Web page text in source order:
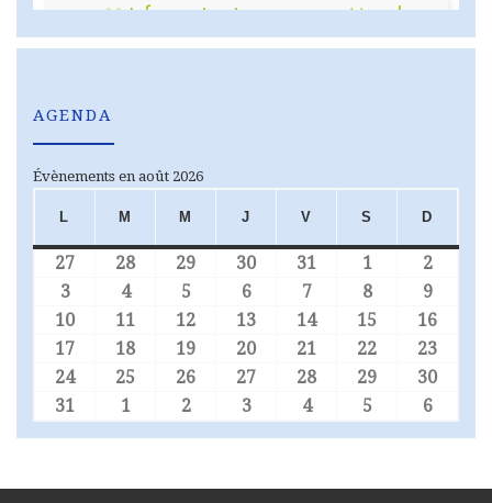
AGENDA
Évènements en août 2026
L LUNDIM MARDI
M MERCREDI
J JEUDIV VENDREDI
S SAMEDI
D
27 27 juillet 2026
28 28 juillet 2026
29 29 juillet 2026
30 30 juillet 2026
31 31 juillet 2026
1 1 août 2026
2
3 3 août 2026
44 août 2026
5 5 août 2026
6 6 août 2026
7 7 août 2026
8 8 août 2026
9
10 10 août 2026
11 11 août 2026
12 12 août 2026
13 13 août 2026
1414 août 2026
15 15 août 2026
16
17 17 août 2026
18 18 août 2026
19 19 août 2026
20 20 août 2026
21 21 août 2026
22 22 août 2026
23
2424 août 2026
25 25 août 2026
26 26 août 2026
27 27 août 2026
28 28 août 2026
29 29 août 2026
30
31 31 août 2026
1 1 septembre 2026
2 2 septembre 2026
3 3 septembre 2026
44 septembre 2026
5 5 septembre
6